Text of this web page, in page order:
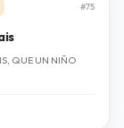
#75
QUE UN NIÑO